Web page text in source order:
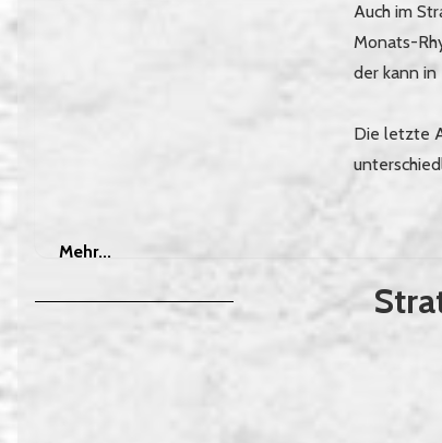
Auch im
Monats-
der kann in
Die letzte
Mehr...